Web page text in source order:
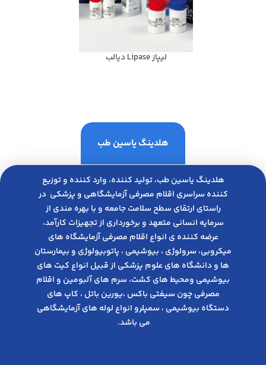
ليپاز Lipase ديالب
هلدینگ یاسین طب
هلدینگ یاسین طب، تولید کننده، وارد کننده و توزیع
کننده سراسری اقلام مصرفی آزمایشگاهی و پزشکی در
راﺳﺘﺎی ارﺗﻘﺎی ﺳﻄﺢ ﺳﻼﻣﺖ ﺟﺎﻣﻌﻪ و ﺑﺎ ﺑﻬﺮه ﻣﻨﺪی از
ﺳﺮﻣﺎﯾﻪ انسانی متعهد و ﺑﺮﺧﻮرداری از ﺗﺠﻬﯿﺰات ﮐﺎرآﻣﺪ،
عرضه کننده ی انواع اﻗﻼم مصرفی آزﻣﺎﯾﺸﮕﺎه های
میکروبی، ﺳﺮوﻟﻮژی ، ﺑﯿﻮﺷﯿﻤﯽ ، پاتوبیولوژی و بیمارستان
ها و دانشگاه های علوم پزشکی از قبیل انواع کیت های
بیوشیمی ومحیط های کشت، سرم های آلبومین و اقلام
مصرفی چون سیفتی باکس ،یورین باتل ، کاپ های
دستگاه بیوشیمی ، سمپلرو انواع لوله های آزمایشگاهی
می باشد.